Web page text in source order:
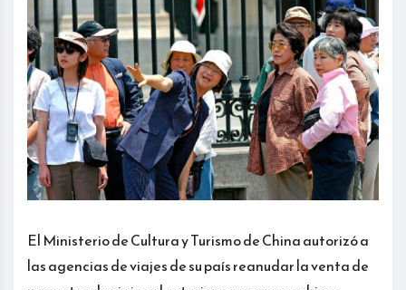
El Ministerio de Cultura y Turismo de China autorizó a
las agencias de viajes de su país reanudar la venta de